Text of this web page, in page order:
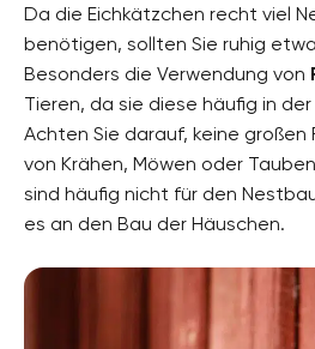
Da die Eichkätzchen recht viel
benötigen, sollten Sie ruhig
Besonders die Verwendung von
Tieren, da sie diese häufig in
Achten Sie darauf, keine großen
von Krähen, Möwen oder
sind häufig nicht für den
es an den Bau der Häuschen.